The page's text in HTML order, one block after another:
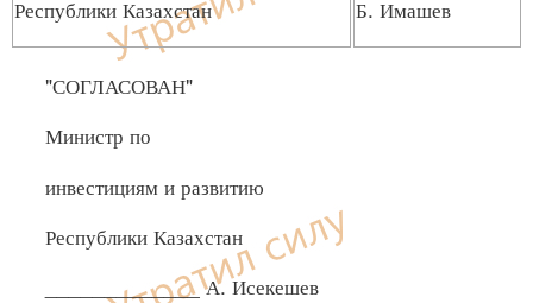
Республики Казахстан Б. Имашев
"СОГЛАСОВАН"
Министр по
инвестициям и развитию
Республики Казахстан
_____________ А. Исекешев